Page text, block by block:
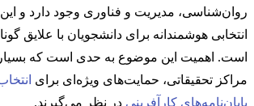
روان‌شناسی، مدیریت و فناوری وجود دارد و این
انتخابی هوشمندانه برای دانشجویان با علایق
است. اهمیت این موضوع به حدی است که
مراکز تحقیقاتی، حمایت‌های ویژه‌ای برای
پایان‌نامه‌های کارآفرینی در نظر می‌گیرند.